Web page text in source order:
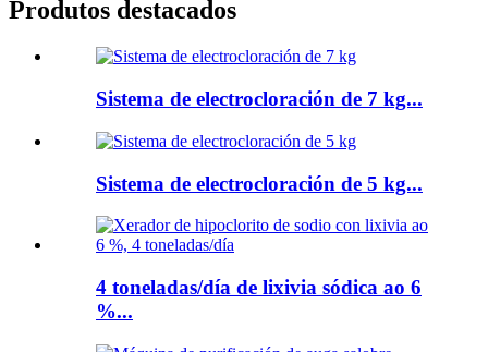
Produtos destacados
Sistema de electrocloración de 7 kg...
Sistema de electrocloración de 5 kg...
4 toneladas/día de lixivia sódica ao 6
%...